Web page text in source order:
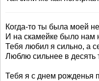
Когда-то ты была моей
И на скамейке было нам
Тебя любил я сильно, а
Люблю сильнее в десять
Тебя я с днем рожденья